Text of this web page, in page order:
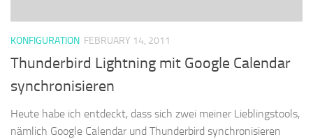
KONFIGURATION FEBRUARY 14, 2011
Thunderbird Lightning mit Google Calendar
synchronisieren
Heute habe ich entdeckt, dass sich zwei meiner Lieblingstools,
nämlich Google Calendar und Thunderbird synchronisieren